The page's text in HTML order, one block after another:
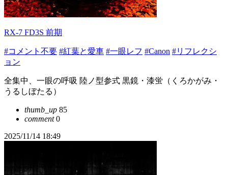
RX-7 FD3S 前期
#コメント不要 #紅葉と愛車 #一眼レフ #Canon #リフレクシ
ョン
全集中、一眼の呼吸 陸ノ型参式 黒鏡・漆蛍（くろかがみ・
うるしぼたる）
thumb_up 85
comment0
2025/11/14 18:49